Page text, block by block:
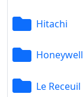
Hitachi
Honeywell
Le Receuil